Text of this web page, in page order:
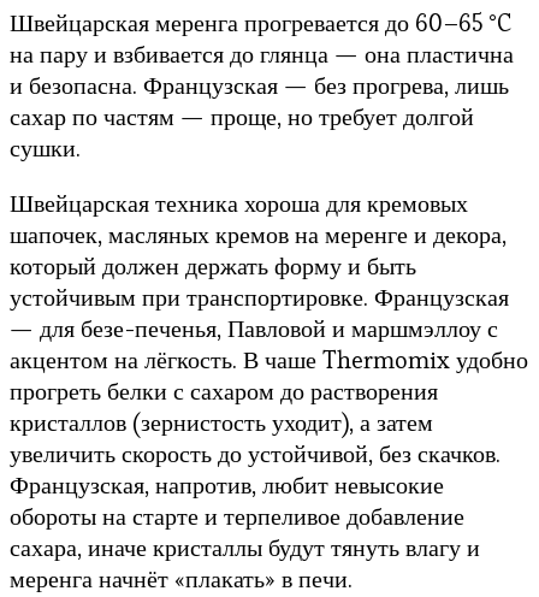
Швейцарская меренга прогревается до 60–65 °C
на пару и взбивается до глянца — она пластична
и безопасна. Французская — без прогрева, лишь
сахар по частям — проще, но требует долгой
сушки.
Швейцарская техника хороша для кремовых
шапочек, масляных кремов на меренге и декора,
который должен держать форму и быть
устойчивым при транспортировке. Французская
— для безе-печенья, Павловой и маршмэллоу с
акцентом на лёгкость. В чаше Thermomix удобно
прогреть белки с сахаром до растворения
кристаллов (зернистость уходит), а затем
увеличить скорость до устойчивой, без скачков.
Французская, напротив, любит невысокие
обороты на старте и терпеливое добавление
сахара, иначе кристаллы будут тянуть влагу и
меренга начнёт «плакать» в печи.